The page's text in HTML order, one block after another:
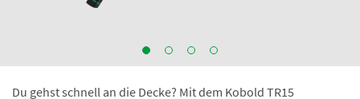
Du gehst schnell an die Decke? Mit dem Kobold TR15